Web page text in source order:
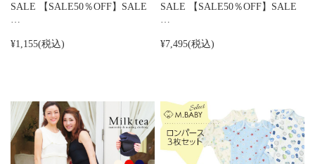
SALE 【SALE50％OFF】SALE
…
¥1,155(税込)
SALE 【SALE50％OFF】SALE
…
¥7,495(税込)